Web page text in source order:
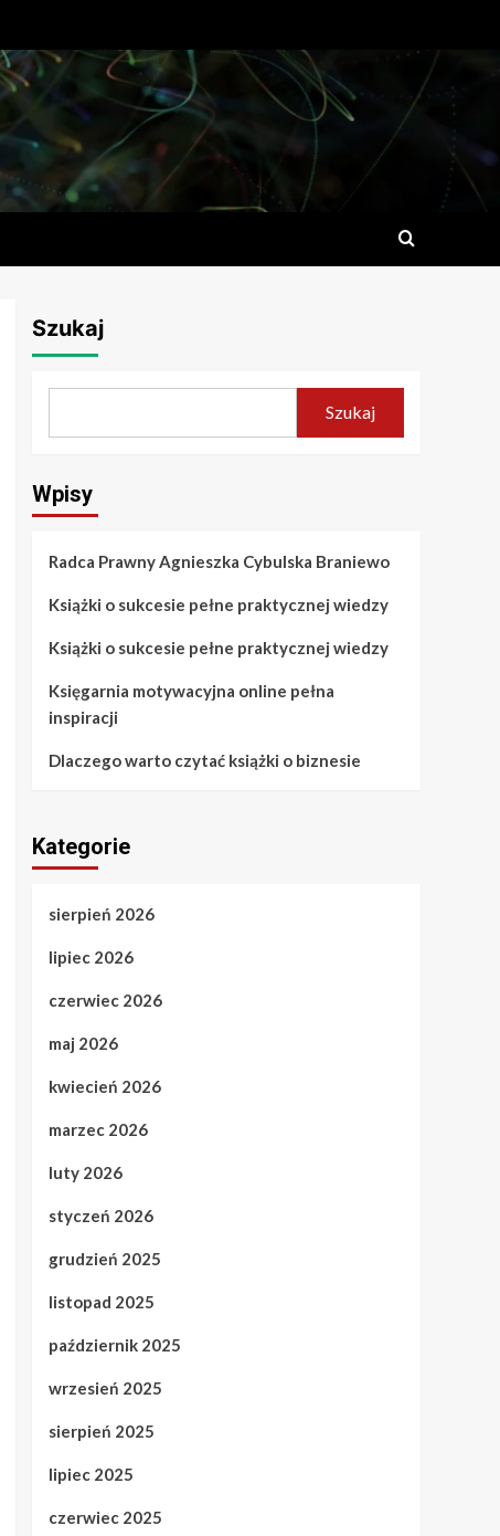
Szukaj
Szukaj
Wpisy
Radca Prawny Agnieszka Cybulska Braniewo
Książki o sukcesie pełne praktycznej wiedzy
Książki o sukcesie pełne praktycznej wiedzy
Księgarnia motywacyjna online pełna
inspiracji
Dlaczego warto czytać książki o biznesie
Kategorie
sierpień 2026
lipiec 2026
czerwiec 2026
maj 2026
kwiecień 2026
marzec 2026
luty 2026
styczeń 2026
grudzień 2025
listopad 2025
październik 2025
wrzesień 2025
sierpień 2025
lipiec 2025
czerwiec 2025